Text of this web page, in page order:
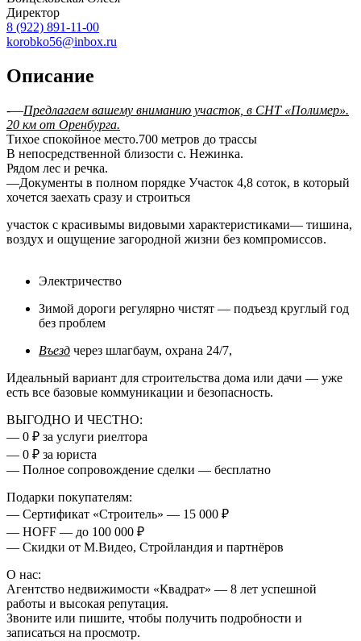
Директор
8 (922) 891-11-00
korobko56@inbox.ru
Описание
-—Предлагаем вашему вниманию участок, в СНТ «Полимер».
20 км от Оренбурга.
Тихое спокойное место.700 метров до трассы
В непосредственной близости с. Нежинка.
Рядом лес и речка.
—Документы в полном порядке Участок 4,8 соток, в который
хочется заехать сразу и строиться
участок с красивымы видовыми характеристиками— тишина,
воздух и ощущение загородной жизни без компромиссов.
Электричество
️Зимой дороги регулярно чистят — подъезд круглый год
без проблем
️Въезд через шлагбаум, охрана 24/7,
Идеальный вариант для строительства дома или дачи — уже
есть все базовые коммуникации и безопасность.
ВЫГОДНО И ЧЕСТНО:
— 0 ₽ за услуги риелтора
— 0 ₽ за юриста
— Полное сопровождение сделки — бесплатно
Подарки покупателям:
— Сертификат «Строитель» — 15 000 ₽
— HOFF — до 100 000 ₽
— Скидки от М.Видео, Стройландия и партнёров
О нас:
Агентство недвижимости «Квадрат» — 8 лет успешной
работы и высокая репутация.
Звоните или пишите, чтобы получить подробности и
записаться на просмотр.